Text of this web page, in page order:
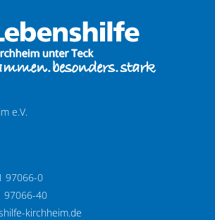
e.V.
97066-0
97066-40
lf -k rchh md